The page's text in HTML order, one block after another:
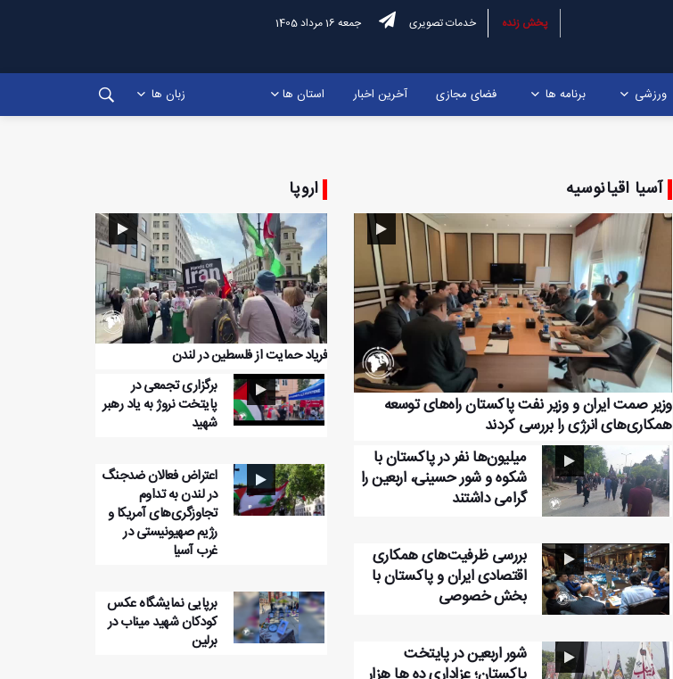
پخش زنده خدمات تصویری جمعه 16 مرداد 1405
ورزشی برنامه ها فضای مجازی آخرین اخبار استان ها زبان ها
آسیا اقیانوسیه
وزیر صمت ایران و وزیر نفت پاکستان راه‌های توسعه
همکاری‌های انرژی را بررسی کردند
میلیون‌ها نفر در پاکستان با
شکوه و شور حسینی، اربعین را
گرامی داشتند
بررسی ظرفیت‌های همکاری
اقتصادی ایران و پاکستان با
بخش خصوصی
شور اربعین در پایتخت
اروپا
فریاد حمایت از فلسطین در لندن
برگزاری تجمعی در
پایتخت نروژ به یاد رهبر
شهید
اعتراض فعالان ضدجنگ
در لندن به تداوم
تجاوزگری‌های آمریکا و
رژیم صهیونیستی در
غرب آسیا
برپایی نمایشگاه عکس
کودکان شهید میناب در
برلین